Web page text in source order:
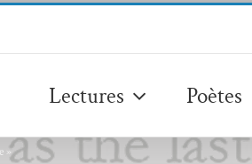
Lectures Poètes
»